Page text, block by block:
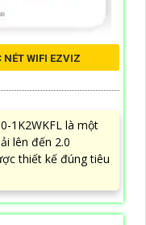
WIFI EZVIZ
1K2WKFL là một
lên đến 2.0
thiết kế đúng tiêu